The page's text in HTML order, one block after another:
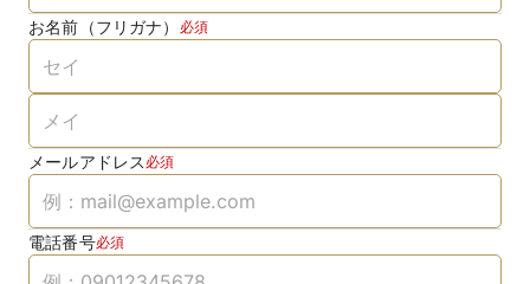
お名前（フリガナ） 必須
メールアドレス 必須
電話番号必須